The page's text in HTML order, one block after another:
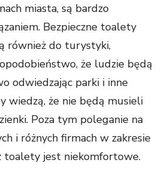
miasta, są bardzo
Bezpieczne toalety
również do turystyki,
że ludzie będą
odwiedzając parki i inne
wiedzą, że nie będą musieli
Poza tym poleganie na
i różnych firmach w zakresie
toalety jest niekomfortowe.